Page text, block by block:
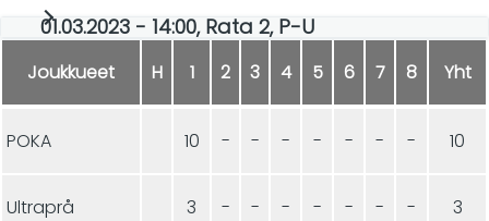
01.03.2023 - 14:00, Rata 2, P-U
Joukkueet H 1 2 3 4 5 6 7 8 Yht
POKA 10 - - - - - - - 10
Ultraprå 3 - - - - - - - 3